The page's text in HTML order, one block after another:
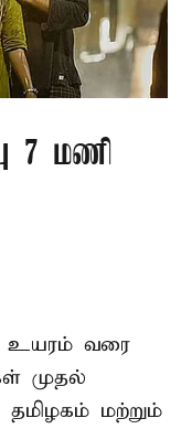
7 மணி
உயரம் வரை
முதல்
மற்றும்